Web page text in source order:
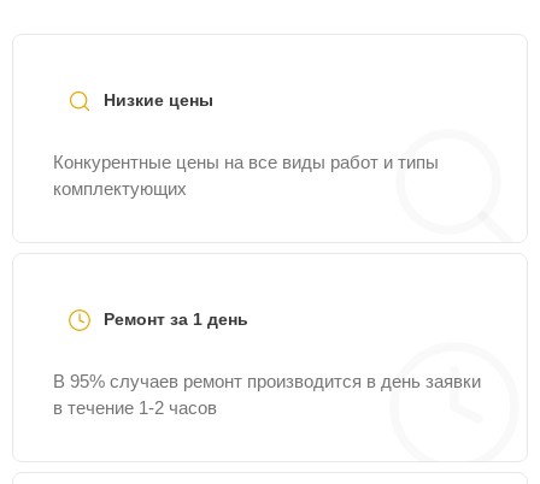
Низкие цены
Конкурентные цены на все виды работ и типы
комплектующих
Ремонт за 1 день
В 95% случаев ремонт производится в день заявки
в течение 1-2 часов